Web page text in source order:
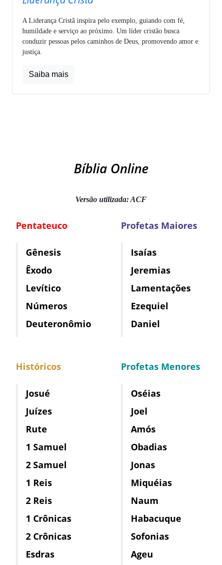
A Liderança Cristã inspira pelo exemplo, guiando com fé,
humildade e serviço ao próximo. Um líder cristão busca
conduzir pessoas pelos caminhos de Deus, promovendo amor e
justiça.
Saiba mais
Bíblia Online
Versão utilizada: ACF
Pentateuco
Gênesis
Êxodo
Levítico
Números
Deuteronômio
Históricos
Josué
Juízes
Rute
1 Samuel
2 Samuel
1 Reis
2 Reis
1 Crônicas
2 Crônicas
Esdras
Profetas Maiores
Isaías
Jeremias
Lamentações
Ezequiel
Daniel
Profetas Menores
Oséias
Joel
Amós
Obadias
Jonas
Miquéias
Naum
Habacuque
Sofonias
Ageu